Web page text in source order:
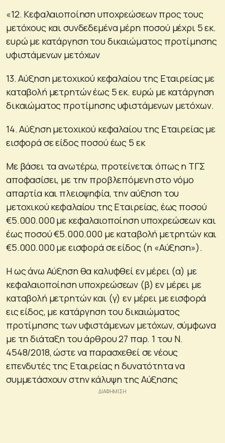
«12. Κεφαλαιοποίηση υποχρεώσεων προς τους
μετόχους και συνδεδεμένα μέρη ποσού μέχρι 5 εκ.
ευρώ με κατάργηση του δικαιώματος προτίμησης
υφιστάμενων μετόχων
13. Αύξηση μετοχικού κεφαλαίου της Εταιρείας με
καταβολή μετρητών έως 5 εκ. ευρώ με κατάργηση
δικαιώματος προτίμησης υφιστάμενων μετόχων.
14. Αύξηση μετοχικού κεφαλαίου της Εταιρείας με
εισφορά σε είδος ποσού έως 5 εκ
Με βάσει τα ανωτέρω, προτείνεται όπως η ΤΓΣ
αποφασίσει, με την προβλεπόμενη στο νόμο
απαρτία και πλειοψηφία, την αύξηση του
μετοχικού κεφαλαίου της Εταιρείας, έως ποσού
€5.000.000 με κεφαλαιοποίηση υποχρεώσεων και
έως ποσού €5.000.000 με καταβολή μετρητών και
€5.000.000 με εισφορά σε είδος (η «Αύξηση»).
Η ως άνω Αύξηση θα καλυφθεί εν μέρει (α) με
κεφαλαιοποίηση υποχρεώσεων (β) εν μέρει με
καταβολή μετρητών και (γ) εν μέρει με εισφορά
εις είδος, με κατάργηση του δικαιώματος
προτίμησης των υφιστάμενων μετόχων, σύμφωνα
με τη διάταξη του άρθρου 27 παρ. 1 του Ν.
4548/2018, ώστε να παρασχεθεί σε νέους
επενδυτές της Εταιρείας η δυνατότητα να
συμμετάσχουν στην κάλυψη της Αύξησης